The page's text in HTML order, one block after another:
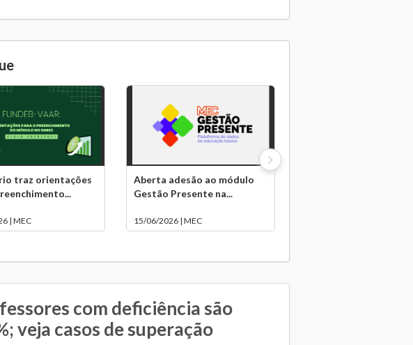
traz orientações
| MEC
Aberta adesão ao módulo
Gestão Presente na...
15/06/2026 | MEC
com deficiência são
veja casos de superação